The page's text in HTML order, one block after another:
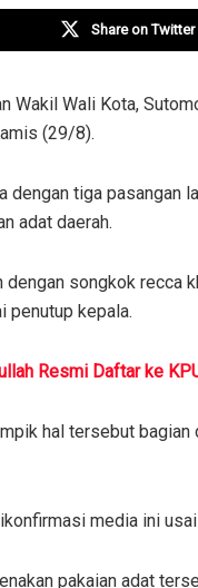
Share on Twitter
Wakil Wali Kota,
(29/8).
tiga pasangan
adat daerah.
songkok recca
penutup kepala.
Resmi Daftar ke
hal tersebut bagian
media ini
pakaian adat